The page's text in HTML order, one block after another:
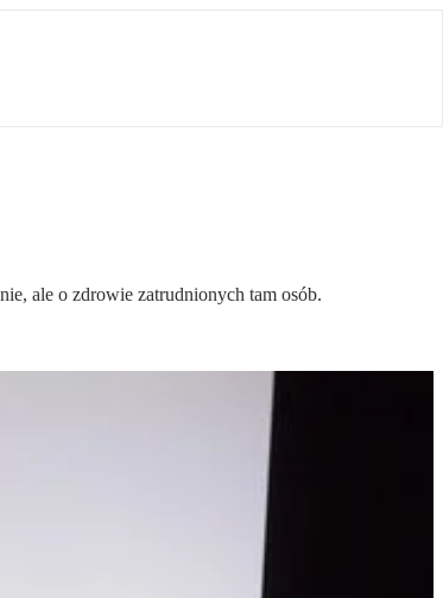
ale o zdrowie zatrudnionych tam osób.